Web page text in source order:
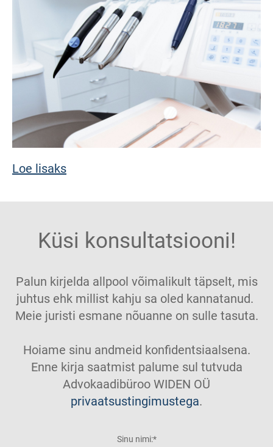
Loe lisaks
Küsi konsultatsiooni!
Palun kirjelda allpool võimalikult täpselt, mis
juhtus ehk millist kahju sa oled kannatanud.
Meie juristi esmane nõuanne on sulle tasuta.
Hoiame sinu andmeid konfidentsiaalsena.
Enne kirja saatmist palume sul tutvuda
Advokaadibüroo WIDEN OÜ
privaatsustingimustega.
Sinu nimi: